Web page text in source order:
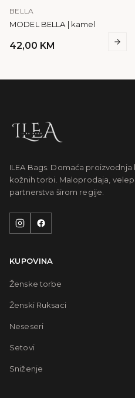
BELLA
MODEL BELLA | kamel
42,00 KM
ILEA Bags. Domaća
kožnih torbi. Maloprodaja,
partnerstva širom regije.
KUPOVINA
Ženske torbe
Ženski Ruksaci
Neseseri
Setovi
Sniženje